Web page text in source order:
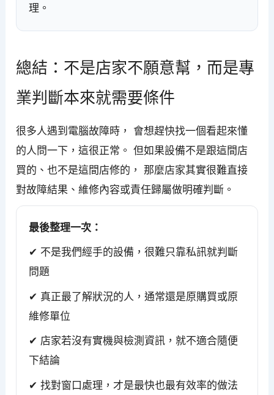
理。
總結：不是店家不願意幫，而是專
業判斷本來就需要條件
很多人遇到電腦故障時， 會想趕快找一個看起來懂
的人問一下，這很正常。 但如果設備不是跟這間店
買的、也不是這間店修的， 那麼店家其實很難直接
對故障結果、維修內容或責任歸屬做明確判斷。
最後整理一次：
✔ 不是我們經手的設備，很難只靠私訊就判斷
問題
✔ 真正最了解狀況的人，通常還是原購買或原
維修單位
✔ 店家若沒有實機與檢測資訊，就不適合隨便
下結論
✔ 找對窗口處理，才是最快也最有效率的做法